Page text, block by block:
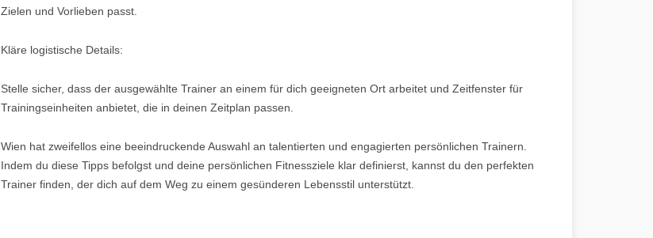
Zielen und Vorlieben passt.
Kläre logistische Details:
Stelle sicher, dass der ausgewählte Trainer an einem für dich geeigneten Ort arbeitet und Zeitfenster für
Trainingseinheiten anbietet, die in deinen Zeitplan passen.
Wien hat zweifellos eine beeindruckende Auswahl an talentierten und engagierten persönlichen Trainern.
Indem du diese Tipps befolgst und deine persönlichen Fitnessziele klar definierst, kannst du den perfekten
Trainer finden, der dich auf dem Weg zu einem gesünderen Lebensstil unterstützt.